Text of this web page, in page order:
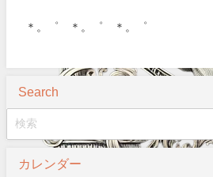
＊。゜ ＊。゜ ＊。゜
Search
カレンダー